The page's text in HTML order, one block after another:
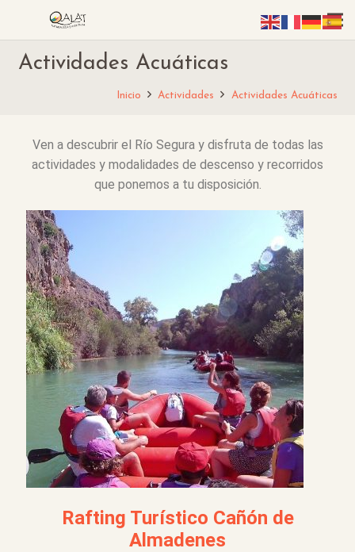
Actividades Acuáticas
Inicio Actividades Actividades Acuáticas
Ven a descubrir el Río Segura y disfruta de todas las
actividades y modalidades de descenso y recorridos
que ponemos a tu disposición.
Rafting Turístico Cañón de
Almadenes